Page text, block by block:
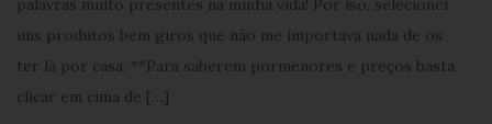
palavras muito presentes na minha vida! Por iso, selecionei
uns produtos bem giros que não me importava nada de os
ter lá por casa. **Para saberem pormenores e preços basta
clicar em cima de […]